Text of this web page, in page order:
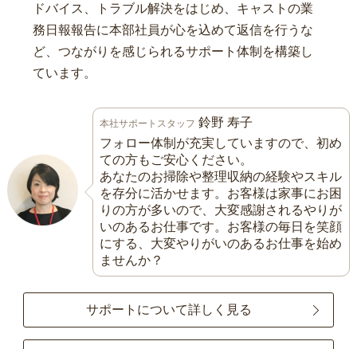
ドバイス、トラブル解決をはじめ、キャストの業
務日報報告に本部社員が心を込めて返信を行うな
ど、つながりを感じられるサポート体制を構築し
ています。
本社サポートスタッフ 鈴野 寿子
フォロー体制が充実していますので、初め
ての方もご安心ください。
あなたのお掃除や整理収納の経験やスキル
を存分に活かせます。お客様は家事にお困
りの方が多いので、大変感謝されるやりが
いのあるお仕事です。お客様の毎日を笑顔
にする、大変やりがいのあるお仕事を始め
ませんか？
サポートについて詳しく見る